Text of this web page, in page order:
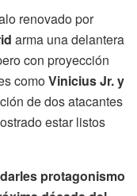
renovado por
arma una delantera
con proyección
comoVinicius Jr. y
de dos atacantes
estar listos
darles protagonismo